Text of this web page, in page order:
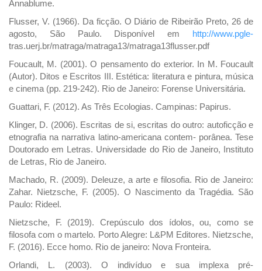
Annablume.
Flusser, V. (1966). Da ficção. O Diário de Ribeirão Preto, 26 de
agosto, São Paulo. Disponível em http://www.pgle-
tras.uerj.br/matraga/matraga13/matraga13flusser.pdf
Foucault, M. (2001). O pensamento do exterior. In M. Foucault
(Autor). Ditos e Escritos III. Estética: literatura e pintura, música
e cinema (pp. 219-242). Rio de Janeiro: Forense Universitária.
Guattari, F. (2012). As Três Ecologias. Campinas: Papirus.
Klinger, D. (2006). Escritas de si, escritas do outro: autoficção e
etnografia na narrativa latino-americana contem- porânea. Tese
Doutorado em Letras. Universidade do Rio de Janeiro, Instituto
de Letras, Rio de Janeiro.
Machado, R. (2009). Deleuze, a arte e filosofia. Rio de Janeiro:
Zahar. Nietzsche, F. (2005). O Nascimento da Tragédia. São
Paulo: Rideel.
Nietzsche, F. (2019). Crepúsculo dos ídolos, ou, como se
filosofa com o martelo. Porto Alegre: L&PM Editores. Nietzsche,
F. (2016). Ecce homo. Rio de janeiro: Nova Fronteira.
Orlandi, L. (2003). O indivíduo e sua implexa pré-